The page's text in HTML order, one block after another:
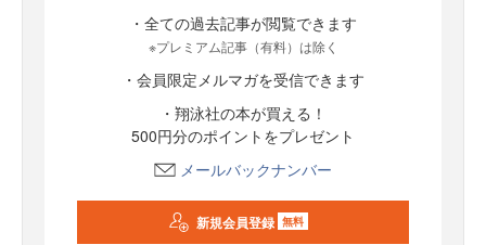
・全ての過去記事が閲覧できます
※プレミアム記事（有料）は除く
・会員限定メルマガを受信できます
・翔泳社の本が買える！
500円分のポイントをプレゼント
メールバックナンバー
新規会員登録 無料